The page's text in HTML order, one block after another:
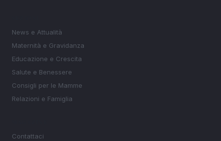
News e Attualità
Maternità e Gravidanza
Educazione e Crescita
Salute e Benessere
Consigli per le Mamme
Relazioni e Famiglia
Contattaci